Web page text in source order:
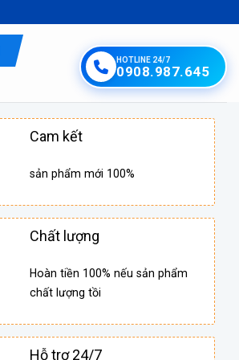
Chí Minh giá tốt
HOTLINE 24/7
0908.987.645
Cam kết
sản phẩm mới 100%
Chất lượng
Hoàn tiền 100% nếu sản phẩm
chất lượng tồi
Hỗ trợ 24/7